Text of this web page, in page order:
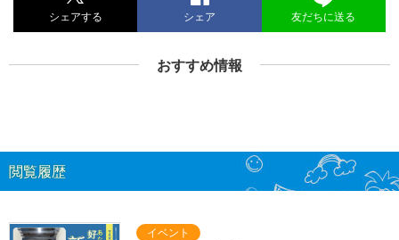
シェアする シェア 友だちに送る
おすすめ情報
閲覧履歴